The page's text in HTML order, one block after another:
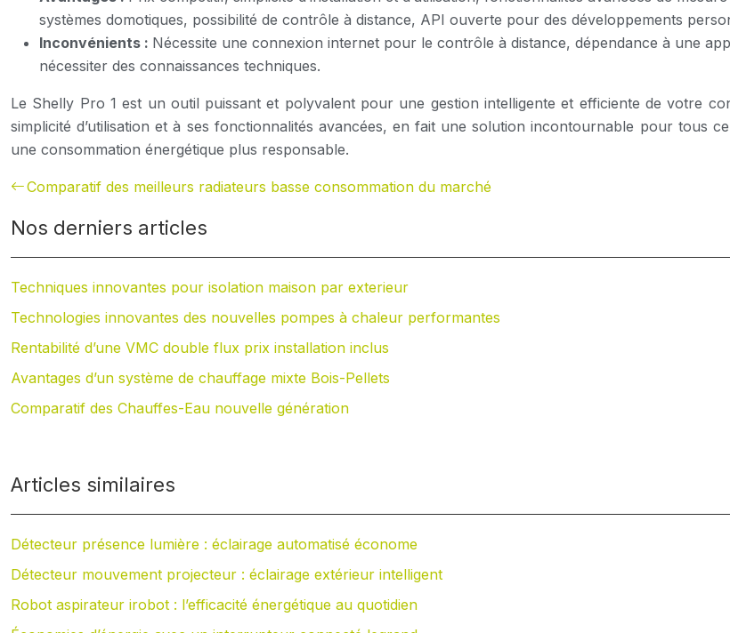
systèmes domotiques, possibilité de contrôle à distance, API ouverte pour des développements
Inconvénients : Nécessite une connexion internet pour le contrôle à distance, dépendance à une
nécessiter des connaissances techniques.
Le Shelly Pro 1 est un outil puissant et polyvalent pour une gestion intelligente et efficiente de votre
simplicité d’utilisation et à ses fonctionnalités avancées, en fait une solution incontournable pour tous
une consommation énergétique plus responsable.
Comparatif des meilleurs radiateurs basse consommation du marché
Nos derniers articles
Techniques innovantes pour isolation maison par exterieur
Technologies innovantes des nouvelles pompes à chaleur performantes
Rentabilité d’une VMC double flux prix installation inclus
Avantages d’un système de chauffage mixte Bois-Pellets
Comparatif des Chauffes-Eau nouvelle génération
Articles similaires
Détecteur présence lumière : éclairage automatisé économe
Détecteur mouvement projecteur : éclairage extérieur intelligent
Robot aspirateur irobot : l’efficacité énergétique au quotidien